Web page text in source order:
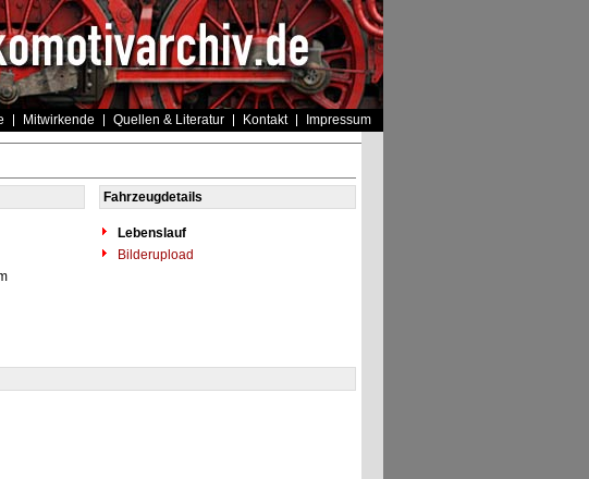
Mitwirkende Quellen & Literatur Kontakt Impressum
Fahrzeugdetails
Lebenslauf
Bilderupload